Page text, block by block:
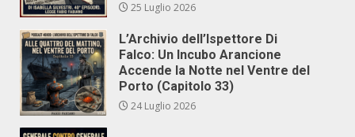
25 Luglio 2026
L’Archivio dell’Ispettore Di
Falco: Un Incubo Arancione
Accende la Notte nel Ventre del
Porto (Capitolo 33)
24 Luglio 2026